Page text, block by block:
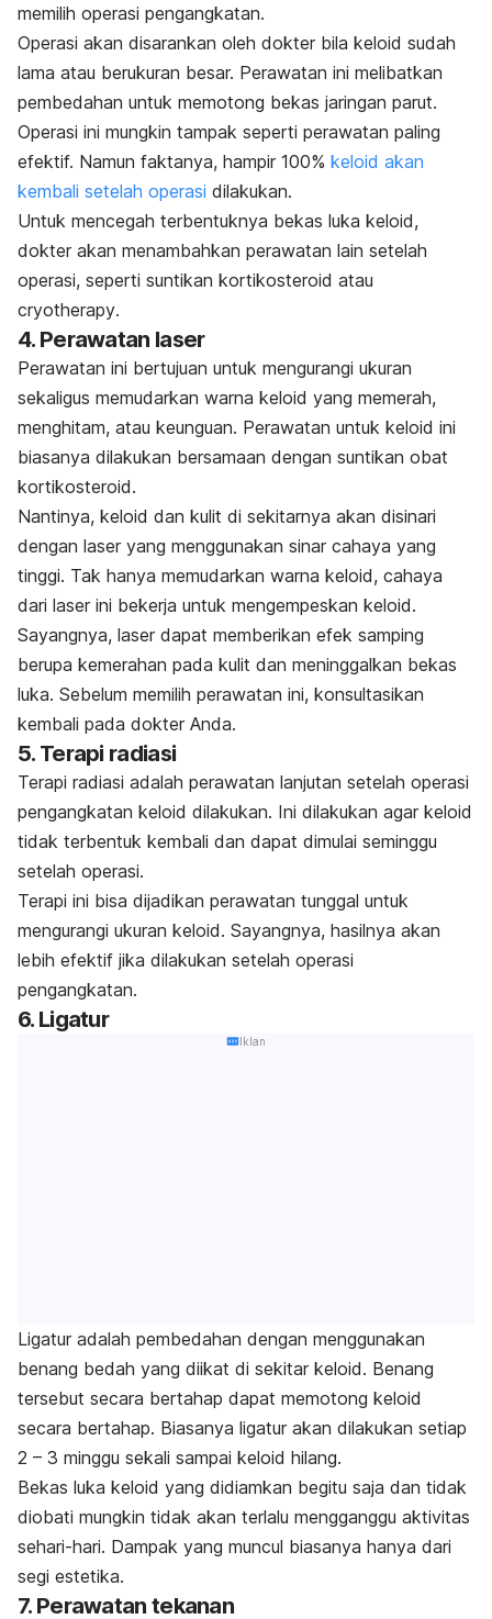
memilih operasi pengangkatan.
Operasi akan disarankan oleh dokter bila keloid sudah
lama atau berukuran besar. Perawatan ini melibatkan
pembedahan untuk memotong bekas jaringan parut.
Operasi ini mungkin tampak seperti perawatan paling
efektif. Namun faktanya, hampir 100% keloid akan
kembali setelah operasi dilakukan.
Untuk mencegah terbentuknya bekas luka keloid,
dokter akan menambahkan perawatan lain setelah
operasi, seperti suntikan kortikosteroid atau
cryotherapy.
4. Perawatan laser
Perawatan ini bertujuan untuk mengurangi ukuran
sekaligus memudarkan warna keloid yang memerah,
menghitam, atau keunguan. Perawatan untuk keloid ini
biasanya dilakukan bersamaan dengan suntikan obat
kortikosteroid.
Nantinya, keloid dan kulit di sekitarnya akan disinari
dengan laser yang menggunakan sinar cahaya yang
tinggi. Tak hanya memudarkan warna keloid, cahaya
dari laser ini bekerja untuk mengempeskan keloid.
Sayangnya, laser dapat memberikan efek samping
berupa kemerahan pada kulit dan meninggalkan bekas
luka. Sebelum memilih perawatan ini, konsultasikan
kembali pada dokter Anda.
5. Terapi radiasi
Terapi radiasi adalah perawatan lanjutan setelah operasi
pengangkatan keloid dilakukan. Ini dilakukan agar keloid
tidak terbentuk kembali dan dapat dimulai seminggu
setelah operasi.
Terapi ini bisa dijadikan perawatan tunggal untuk
mengurangi ukuran keloid. Sayangnya, hasilnya akan
lebih efektif jika dilakukan setelah operasi
pengangkatan.
6. Ligatur
Iklan
Ligatur adalah pembedahan dengan menggunakan
benang bedah yang diikat di sekitar keloid. Benang
tersebut secara bertahap dapat memotong keloid
secara bertahap. Biasanya ligatur akan dilakukan setiap
2 – 3 minggu sekali sampai keloid hilang.
Bekas luka keloid yang didiamkan begitu saja dan tidak
diobati mungkin tidak akan terlalu mengganggu aktivitas
sehari-hari. Dampak yang muncul biasanya hanya dari
segi estetika.
7. Perawatan tekanan